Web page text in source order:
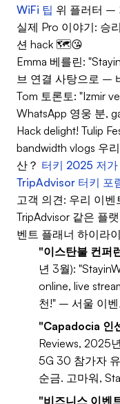
WiFi 팁 위 플러터 –
실제 Pro 이야기: 승
션 hack 🗺️😘
Emma 베를린:
브 연결 사탕으로 –
Tom 토론토: "Izmir
WhatsApp 영웅 분,
Hack delight! Tulip
bandwidth vlogs 우리
산？ 터키 2025 저가
TripAdvisor 터키 포
고객 의견: 우리 이
TripAdvisor 같은 플
벤트 플래너 하이라
"이스탄불 컨퍼
년 3월):
online, live
천!" – 서울 이
"Capadocia 인
Reviews, 2025
5G 30 참가자
순금. 고마워,
"비즈니스 이벤